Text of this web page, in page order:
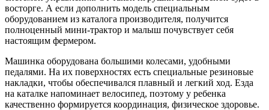
восторге. А если дополнить модель специальным
оборудованием из каталога производителя, получится
полноценный мини-трактор и малыш почувствует себя
настоящим фермером.
Машинка оборудована большими колесами, удобными
педалями. На их поверхностях есть специальные резиновые
накладки, чтобы обеспечивался плавный и легкий ход. Езда
на каталке напоминает велосипед, поэтому у ребенка
качественно формируется координация, физическое здоровье.